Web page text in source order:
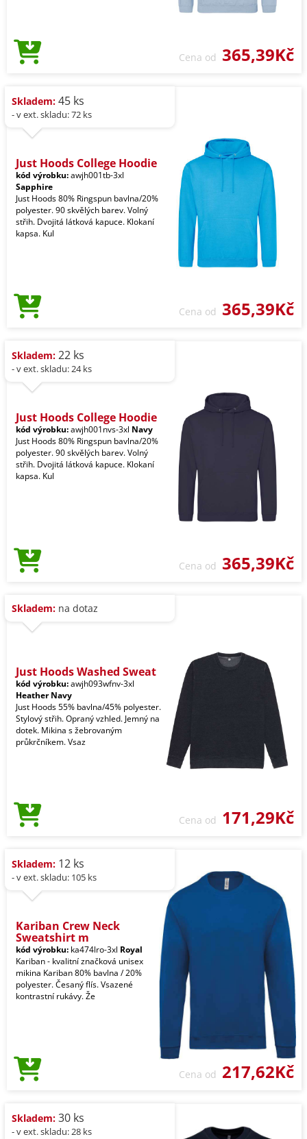
Cena od 365,39Kč
Skladem: 45 ks
- v ext. skladu: 72 ks
Just Hoods College Hoodie
kód výrobku:awjh001tb-3xl
Sapphire
Just Hoods 80% Ringspun bavlna/20%
polyester. 90 skvělých barev. Volný
střih. Dvojitá látková kapuce. Klokaní
kapsa. Kul
Cena od 365,39Kč
Skladem: 22 ks
- v ext. skladu: 24 ks
Just Hoods College Hoodie
kód výrobku:awjh001nvs-3xl Navy
Just Hoods 80% Ringspun bavlna/20%
polyester. 90 skvělých barev. Volný
střih. Dvojitá látková kapuce. Klokaní
kapsa. Kul
Cena od 365,39Kč
Skladem: na dotaz
Just Hoods Washed Sweat
kód výrobku:awjh093wfnv-3xl
Heather Navy
Just Hoods 55% bavlna/45% polyester.
Stylový střih. Opraný vzhled. Jemný na
dotek. Mikina s žebrovaným
průkrčníkem. Vsaz
Cena od 171,29Kč
Skladem: 12 ks
- v ext. skladu: 105 ks
Kariban Crew Neck
Sweatshirt m
kód výrobku: ka474lro-3xl Royal
Kariban - kvalitní značková unisex
mikina Kariban 80% bavlna / 20%
polyester. Česaný flís. Vsazené
kontrastní rukávy. Že
Cena od 217,62Kč
Skladem: 30 ks
- v ext. skladu: 28 ks